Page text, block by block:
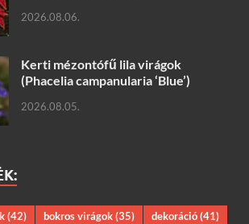
2026.08.06.
Kerti mézontófű lila virágok
(Phacelia campanularia ‘Blue’)
2026.08.05.
(42) bokros virágok(35) dekoráció(41)